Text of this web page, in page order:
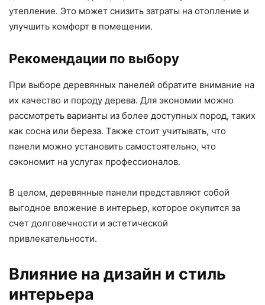
утепление. Это может снизить затраты на отопление и
улучшить комфорт в помещении.
Рекомендации по выбору
При выборе деревянных панелей обратите внимание на
их качество и породу дерева. Для экономии можно
рассмотреть варианты из более доступных пород, таких
как сосна или береза. Также стоит учитывать, что
панели можно установить самостоятельно, что
сэкономит на услугах профессионалов.
В целом, деревянные панели представляют собой
выгодное вложение в интерьер, которое окупится за
счет долговечности и эстетической
привлекательности.
Влияние на дизайн и стиль
интерьера